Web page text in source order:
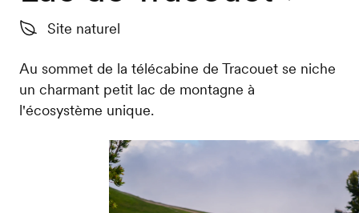
Site naturel
Au sommet de la télécabine de Tracouet se niche
un charmant petit lac de montagne à
l'écosystème unique.